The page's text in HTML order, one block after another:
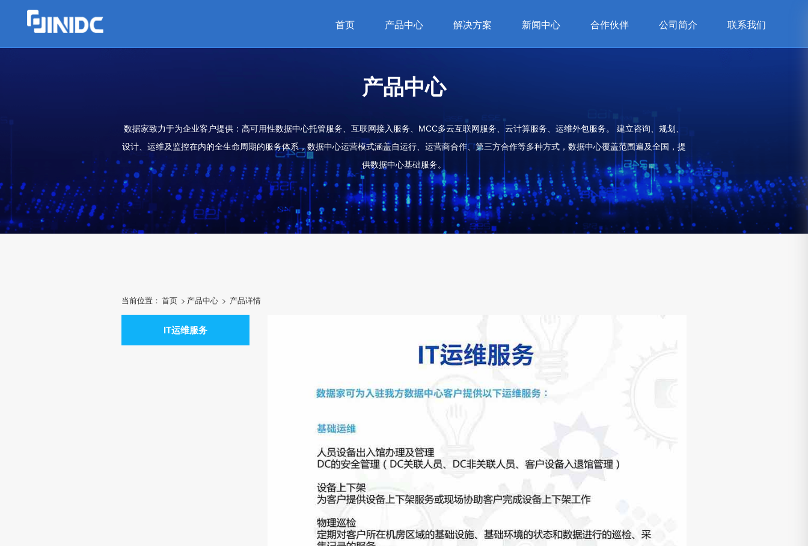
首页 产品中心 解决方案 新闻中心 合作伙伴 公司简介 联系我们
产品中心
数据家致力于为企业客户提供：高可用性数据中心托管服务、互联网接入服务、MCC多云互联网服务、云计算服务、运维外包服务。 建立咨询、规划、
设计、运维及监控在内的全生命周期的服务体系，数据中心运营模式涵盖自运行、运营商合作、第三方合作等多种方式，数据中心覆盖范围遍及全国，提
供数据中心基础服务。
当前位置： 首页 > 产品中心 > 产品详情
IT运维服务